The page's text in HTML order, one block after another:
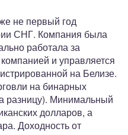
не первый год
СНГ. Компания была
работала за
и управляется
на Белизе.
на бинарных
разницу). Минимальный
долларов, а
Доходность от